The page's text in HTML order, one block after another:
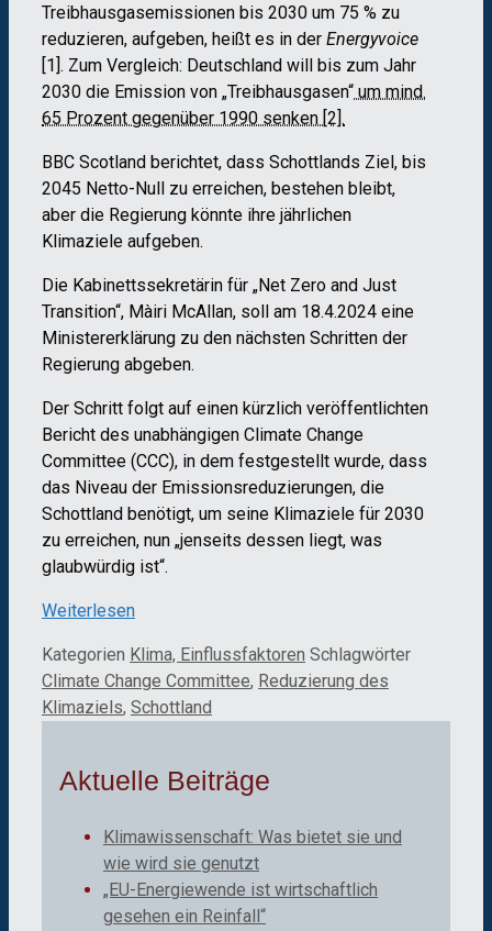
Treibhausgasemissionen bis 2030 um 75 % zu
reduzieren, aufgeben, heißt es in der Energyvoice
[1]. Zum Vergleich: Deutschland will bis zum Jahr
2030 die Emission von „Treibhausgasen“ um mind.
65 Prozent gegenüber 1990 senken [2].
BBC Scotland berichtet, dass Schottlands Ziel, bis
2045 Netto-Null zu erreichen, bestehen bleibt,
aber die Regierung könnte ihre jährlichen
Klimaziele aufgeben.
Die Kabinettssekretärin für „Net Zero and Just
Transition“, Màiri McAllan, soll am 18.4.2024 eine
Ministererklärung zu den nächsten Schritten der
Regierung abgeben.
Der Schritt folgt auf einen kürzlich veröffentlichten
Bericht des unabhängigen Climate Change
Committee (CCC), in dem festgestellt wurde, dass
das Niveau der Emissionsreduzierungen, die
Schottland benötigt, um seine Klimaziele für 2030
zu erreichen, nun „jenseits dessen liegt, was
glaubwürdig ist“.
Weiterlesen
Kategorien Klima, Einflussfaktoren Schlagwörter
Climate Change Committee, Reduzierung des
Klimaziels, Schottland
Aktuelle Beiträge
Klimawissenschaft: Was bietet sie und
wie wird sie genutzt
„EU-Energiewende ist wirtschaftlich
gesehen ein Reinfall“